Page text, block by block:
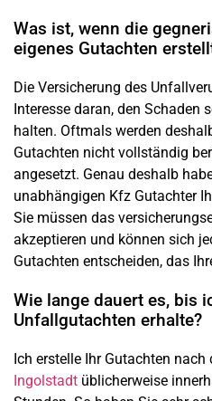
Was ist, wenn die
eigenes Gutachten
Die Versicherung des
Interesse daran, den Schaden
halten. Oftmals werden
Gutachten nicht vollständig
angesetzt. Genau deshalb
unabhängigen Kfz Gutachter
Sie müssen das
akzeptieren und können sich
Gutachten entscheiden, das
Wie lange dauert es, bis
Unfallgutachten erhalte?
Ich erstelle Ihr Gutachten
Ingolstadt üblicherweise